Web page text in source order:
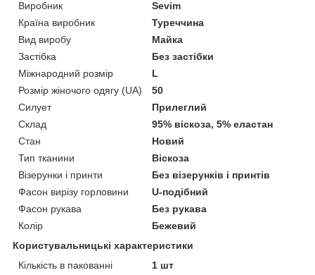
Виробник
Sevim
Країна виробник
Туреччина
Вид виробу
Майка
Застібка
Без застібки
Міжнародний розмір
L
Розмір жіночого одягу (UA)
50
Силует
Прилеглий
Склад
95% віскоза, 5% еластан
Стан
Новий
Тип тканини
Віскоза
Візерунки і принти
Без візерунків і принтів
Фасон вирізу горловини
U-подібний
Фасон рукава
Без рукава
Колір
Бежевий
Користувальницькі характеристики
Кількість в пакованні
1 шт